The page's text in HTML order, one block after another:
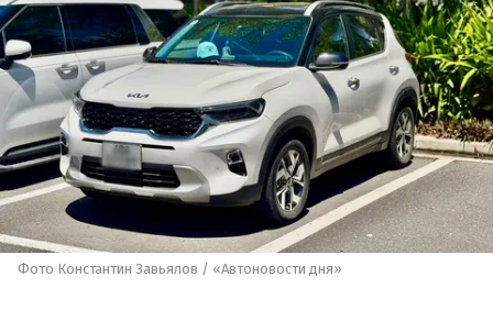
Фото Константин Завьялов / «Автоновости дня»